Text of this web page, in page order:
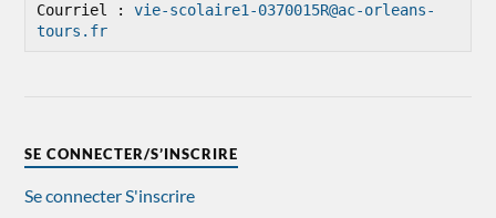
Courriel : vie-scolaire1-0370015R@ac-orleans-
tours.fr
SE CONNECTER/S’INSCRIRE
Se connecterS'inscrire